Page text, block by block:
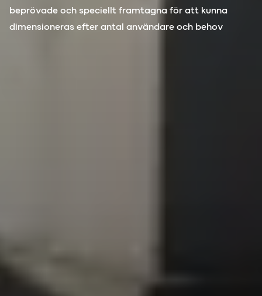
beprövade och speciellt framtagna för att kunna
dimensioneras efter antal användare och behov